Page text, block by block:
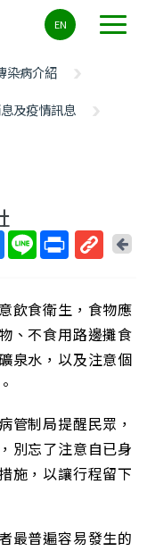
EN
染病介紹
及疫情訊息
短
網
址
回
頁
飲食衛生，食物應
、不食用路邊攤食
泉水，以及注意個
管制局提醒民眾，
別忘了注意自已身
施，以讓行程留下
最普遍容易發生的